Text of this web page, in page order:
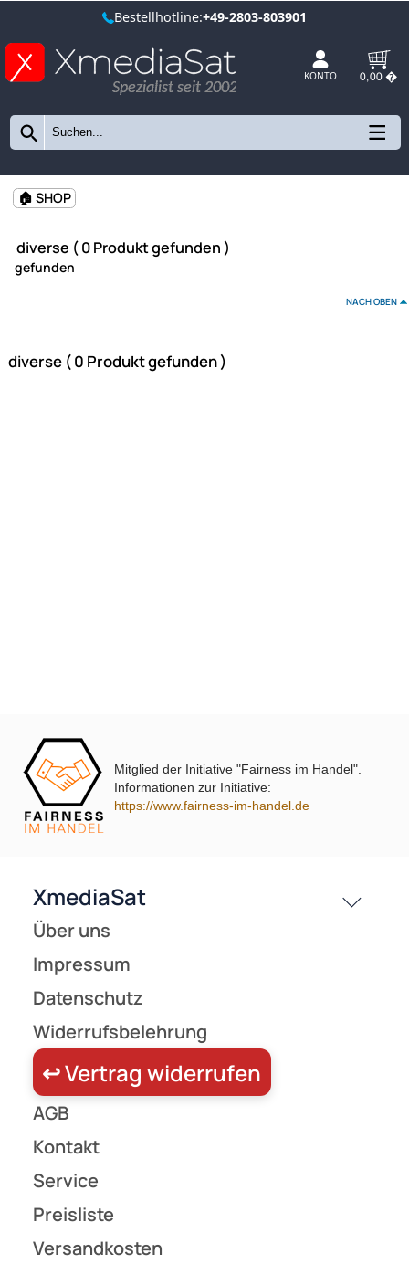
Bestellhotline:+49-2803-803901
Spezialist seit 2002
diverse ( 0 Produkt gefunden )
Mitglied der Initiative "Fairness im Handel".
Informationen zur Initiative:
https://www.fairness-im-handel.de
AGB
Kontakt
Service
Preisliste
Versandkosten
Zahlungsarten
Unsere Leistungen